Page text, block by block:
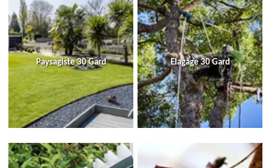
Paysagiste 30 Gard Elagage 30 Gard